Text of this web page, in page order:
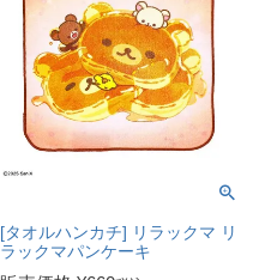
[タオルハンカチ] リラックマ リ
ラックマパンケーキ